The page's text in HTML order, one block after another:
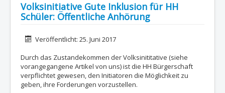
Volksinitiative Gute Inklusion für HH
Schüler: Öffentliche Anhörung
DetailsVeröffentlicht: 25. Juni 2017
Durch das Zustandekommen der Volksinititative (siehe
vorangegangene Artikel von uns) ist die HH Bürgerschaft
verpflichtet gewesen, den Initiatoren die Möglichkeit zu
geben, ihre Forderungen vorzustellen.